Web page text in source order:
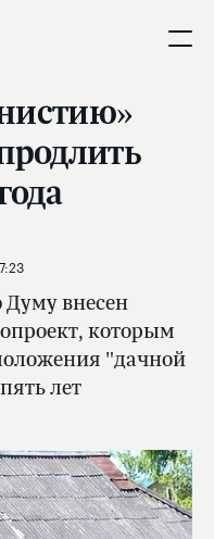
Думу внесен
которым
"дачной
лет